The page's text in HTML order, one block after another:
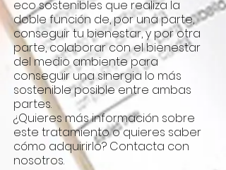
eco sostenibles que realiza la
doble función de, por una parte,
conseguir tu bienestar, y por otra
parte, colaborar con el bienestar
del medio ambiente para
conseguir una sinergia lo más
sostenible posible entre ambas
partes.
¿Quieres más información sobre
este tratamiento o quieres saber
cómo adquirirlo? Contacta con
nosotros.